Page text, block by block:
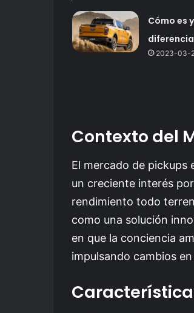
Cómo es
2023-03-
Contexto del
El mercado de pickups
un creciente interés
rendimiento todo
como una solución
en que la conciencia
impulsando cambios